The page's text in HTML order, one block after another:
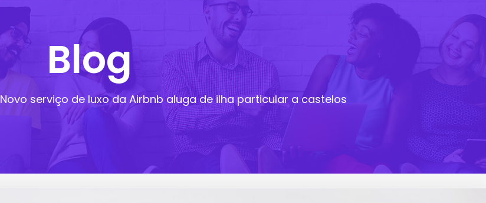
Blog
Novo serviço de luxo da Airbnb aluga de ilha particular a castelos